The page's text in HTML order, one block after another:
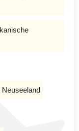
Neuseeland